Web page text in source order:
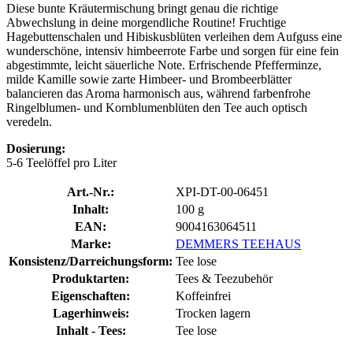
Diese bunte Kräutermischung bringt genau die richtige
Abwechslung in deine morgendliche Routine! Fruchtige
Hagebuttenschalen und Hibiskusblüten verleihen dem Aufguss eine
wunderschöne, intensiv himbeerrote Farbe und sorgen für eine fein
abgestimmte, leicht säuerliche Note. Erfrischende Pfefferminze,
milde Kamille sowie zarte Himbeer- und Brombeerblätter
balancieren das Aroma harmonisch aus, während farbenfrohe
Ringelblumen- und Kornblumenblüten den Tee auch optisch
veredeln.
Dosierung:
5-6 Teelöffel pro Liter
Art.-Nr.:
XPI-DT-00-06451
Inhalt:
100 g
EAN:
9004163064511
Marke:
DEMMERS TEEHAUS
Konsistenz/Darreichungsform: Tee lose
Produktarten:
Tees & Teezubehör
Eigenschaften:
Koffeinfrei
Lagerhinweis:
Trocken lagern
Inhalt - Tees:
Tee lose